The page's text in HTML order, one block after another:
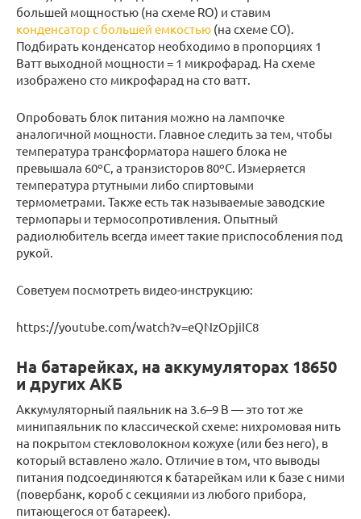
большей мощностью (на схеме RO) и ставим
конденсатор с большей емкостью (на схеме CO).
Подбирать конденсатор необходимо в пропорциях 1
Ватт выходной мощности = 1 микрофарад. На схеме
изображено сто микрофарад на сто ватт.
Опробовать блок питания можно на лампочке
аналогичной мощности. Главное следить за тем, чтобы
температура трансформатора нашего блока не
превышала 60ºС, а транзисторов 80ºС. Измеряется
температура ртутными либо спиртовыми
термометрами. Также есть так называемые заводские
термопары и термосопротивления. Опытный
радиолюбитель всегда имеет такие приспособления под
рукой.
Советуем посмотреть видео-инструкцию:
https://youtube.com/watch?v=eQNzOpjiIC8
На батарейках, на аккумуляторах 18650
и других АКБ
Аккумуляторный паяльник на 3.6–9 В — это тот же
минипаяльник по классической схеме: нихромовая нить
на покрытом стекловолокном кожухе (или без него), в
который вставлено жало. Отличие в том, что выводы
питания подсоединяются к батарейкам или к базе с ними
(повербанк, короб с секциями из любого прибора,
питающегося от батареек).